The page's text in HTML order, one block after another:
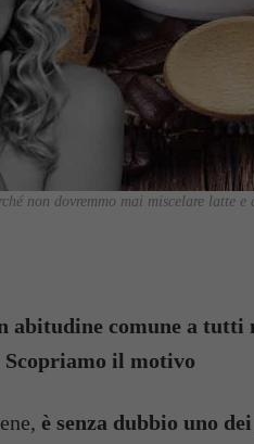
non dovremmo mai miscelare latte
abitudine comune a
il motivo
è senza dubbio uno